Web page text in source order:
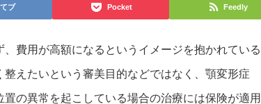
ブ Pocket Feedly
費用が高額になるというイメージを抱かれている
えたいという審美目的などではなく、顎変形症
の異常を起こしている場合の治療には保険が適用